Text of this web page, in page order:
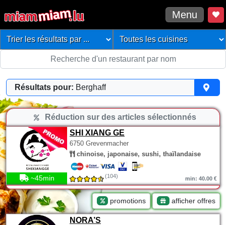
Menu
Résultats pour: Berghaff
Réduction sur des articles sélectionnés
SHI XIANG GE
6750 Grevenmacher
chinoise, japonaise, sushi, thaïlandaise
~45min (104) min: 40.00 €
promotions afficher offres
NORA’S